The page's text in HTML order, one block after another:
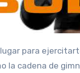
la cadena de